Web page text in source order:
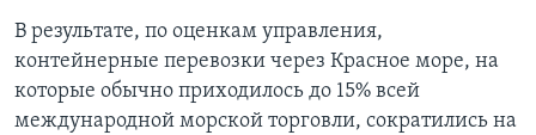
В результате, по оценкам управления,
контейнерные перевозки через Красное море, на
которые обычно приходилось до 15% всей
международной морской торговли, сократились на